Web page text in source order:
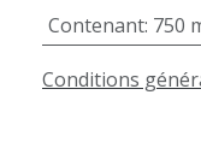
Contenant: 750
Conditions